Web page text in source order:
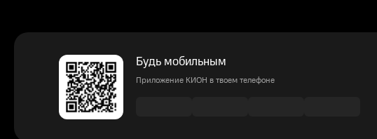
Будь мобильным
Приложение КИОН в твоем телефоне